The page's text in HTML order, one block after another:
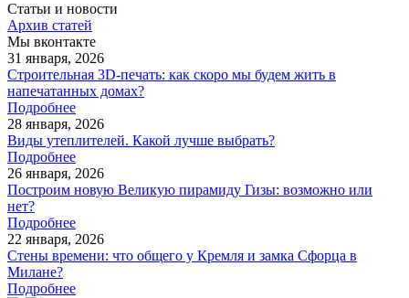
Статьи и новости
Архив статей
Мы вконтакте
31 января, 2026
Строительная 3D-печать: как скоро мы будем жить в
напечатанных домах?
Подробнее
28 января, 2026
Виды утеплителей. Какой лучше выбрать?
Подробнее
26 января, 2026
Построим новую Великую пирамиду Гизы: возможно или
нет?
Подробнее
22 января, 2026
Стены времени: что общего у Кремля и замка Сфорца в
Милане?
Подробнее